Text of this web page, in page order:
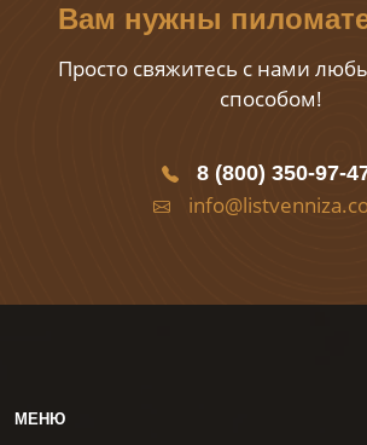
Вам нужны
Просто свяжитесь с нами
способом!
8 (800) 350-97-
МЕНЮ